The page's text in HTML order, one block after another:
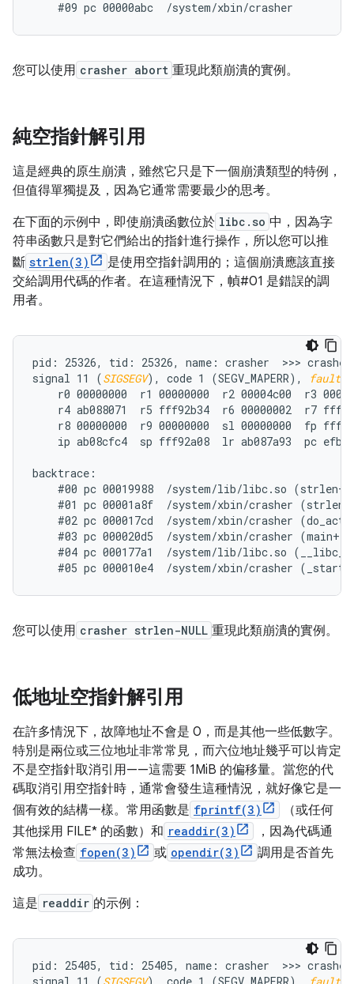
您可以使用 crasher abort 重現此類崩潰的實例。
純空指針解引用
這是經典的原生崩潰，雖然它只是下一個崩潰類型的特例，
但值得單獨提及，因為它通常需要最少的思考。
在下面的示例中，即使崩潰函數位於 libc.so 中，因為字
符串函數只是對它們給出的指針進行操作，所以您可以推
斷 strlen(3)
是使用空指針調用的；這個崩潰應該直接
交給調用代碼的作者。在這種情況下，幀#01 是錯誤的調
用者。
pid: 25326, tid: 25326, name: crasher  >>> crasher
signal 11 (SIGSEGV), code 1 (SEGV_MAPERR),
fault
r0 00000000  r1 00000000  r2 00004c00  r3
r4 ab088071  r5 fff92b34  r6 00000002  r7
r8 00000000  r9 00000000  sl 00000000  fp
ip ab08cfc4  sp fff92a08  lr ab087a93  pc
backtrace:
#00 pc 00019988  /system/lib/libc.so
#01 pc 00001a8f  /system/xbin/crasher
#02 pc 000017cd  /system/xbin/crasher
#03 pc 000020d5  /system/xbin/crasher
#04 pc 000177a1  /system/lib/libc.so
您可以使用 crasher strlen-NULL 重現此類崩潰的實例。
低地址空指針解引用
在許多情況下，故障地址不會是 0，而是其他一些低數字。
特別是兩位或三位地址非常常見，而六位地址幾乎可以肯定
不是空指針取消引用——這需要 1MiB 的偏移量。當您的代
碼取消引用空指針時，通常會發生這種情況，就好像它是一
個有效的結構一樣。常用函數是 fprintf(3)
（或任何
其他採用 FILE* 的函數）和 readdir(3)
，因為代碼通
常無法檢查 fopen(3) 或 opendir(3)
調用是否首先
成功。
這是 readdir 的示例：
pid: 25405, tid: 25405, name: crasher  >>> crasher